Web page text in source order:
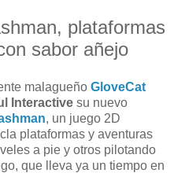
plataformas
sabor añejo
malagueño GloveCat
Interactive su nuevo
, un juego 2D
plataformas y aventuras
a pie y otros pilotando
que lleva ya un tiempo en